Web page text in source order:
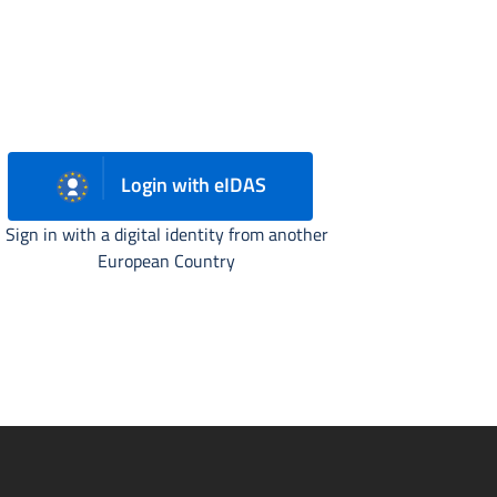
Login with eIDAS
Sign in with a digital identity from another
European Country